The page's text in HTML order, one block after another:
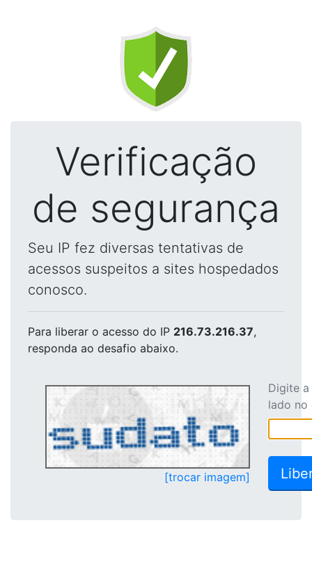
Verificação
de segurança
Seu IP fez diversas tentativas de
acessos suspeitos a sites hospedados
conosco.
Para liberar o acesso do IP 216.73.216.37,
responda ao desafio abaixo.
[trocar imagem]
Digite
lado no